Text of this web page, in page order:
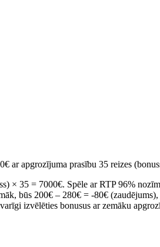
ar apgrozījuma prasību 35 reizes
× 35 = 7000€. Spēle ar RTP 96%
būs 200€ – 280€ = -80€
izvēlēties bonusus ar zemāku